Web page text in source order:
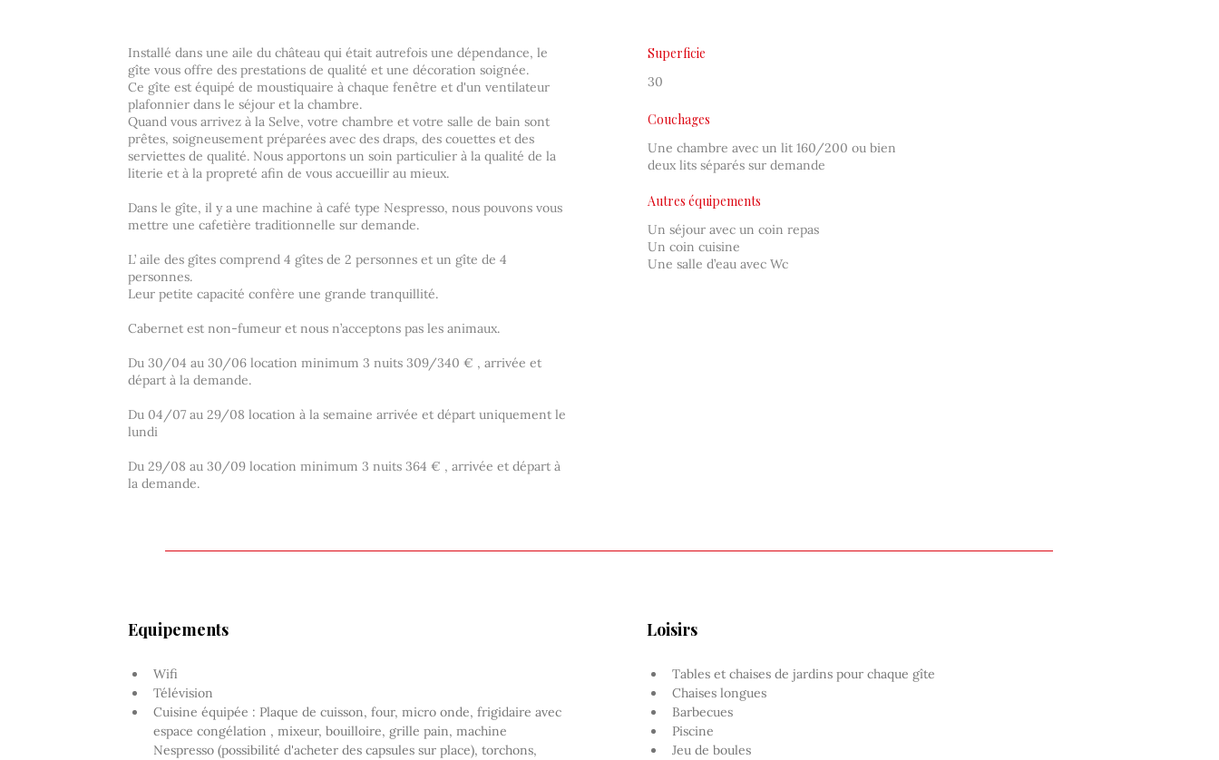
Installé dans une aile du château qui était autrefois une dépendance, le
gîte vous offre des prestations de qualité et une décoration soignée.
Ce gîte est équipé de moustiquaire à chaque fenêtre et d'un ventilateur
plafonnier dans le séjour et la chambre.
Quand vous arrivez à la Selve, votre chambre et votre salle de bain sont
prêtes, soigneusement préparées avec des draps, des couettes et des
serviettes de qualité. Nous apportons un soin particulier à la qualité de la
literie et à la propreté afin de vous accueillir au mieux.
Dans le gîte, il y a une machine à café type Nespresso, nous pouvons vous
mettre une cafetière traditionnelle sur demande.
L’ aile des gîtes comprend 4 gîtes de 2 personnes et un gîte de 4
personnes.
Leur petite capacité confère une grande tranquillité.
Cabernet est non-fumeur et nous n’acceptons pas les animaux.
Du 30/04 au 30/06 location minimum 3 nuits 309/340 € , arrivée et
départ à la demande.
Du 04/07 au 29/08 location à la semaine arrivée et départ uniquement le
lundi
Du 29/08 au 30/09 location minimum 3 nuits 364 € , arrivée et départ à
la demande.
Superficie
30
Couchages
Une chambre avec un lit 160/200 ou bien
deux lits séparés sur demande
Autres équipements
Un séjour avec un coin repas
Un coin cuisine
Une salle d’eau avec Wc
Equipements
Wifi
Télévision
Cuisine équipée : Plaque de cuisson, four, micro onde, frigidaire avec
espace congélation , mixeur, bouilloire, grille pain, machine
Nespresso (possibilité d'acheter des capsules sur place), torchons,
Loisirs
Tables et chaises de jardins pour chaque gîte
Chaises longues
Barbecues
Piscine
Jeu de boules